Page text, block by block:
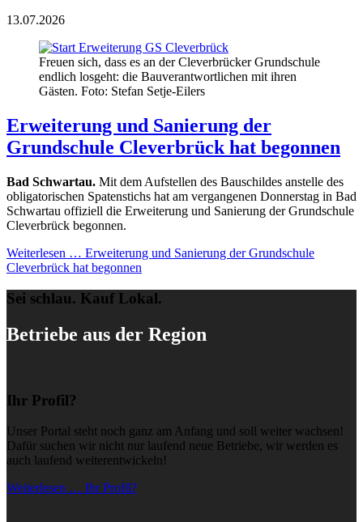
13.07.2026
Freuen sich, dass es an der Cleverbrücker Grundschule
endlich losgeht: die Bauverantwortlichen mit ihren
Gästen. Foto: Stefan Setje-Eilers
Erweiterung und Sanierung der
Grundschule Cleverbrück hat begonnen
Bad Schwartau. Mit dem Aufstellen des Bauschildes anstelle des
obligatorischen Spatenstichs hat am vergangenen Donnerstag in Bad
Schwartau offiziell die Erweiterung und Sanierung der Grundschule
Cleverbrück begonnen.
Weiterlesen … Erweiterung und Sanierung der Grundschule
Cleverbrück hat begonnen
Sei schlau. Kauf Lokal.
Betriebe aus der Region
Ihr Profil?
Unser Portal steht noch ganz am Anfang und soll weiter wachsen!
Dafür suchen wir nicht nur laufend neue Betriebe, wir werden es
auch laufend weiterentwickeln!
Weiterlesen … Ihr Profil?